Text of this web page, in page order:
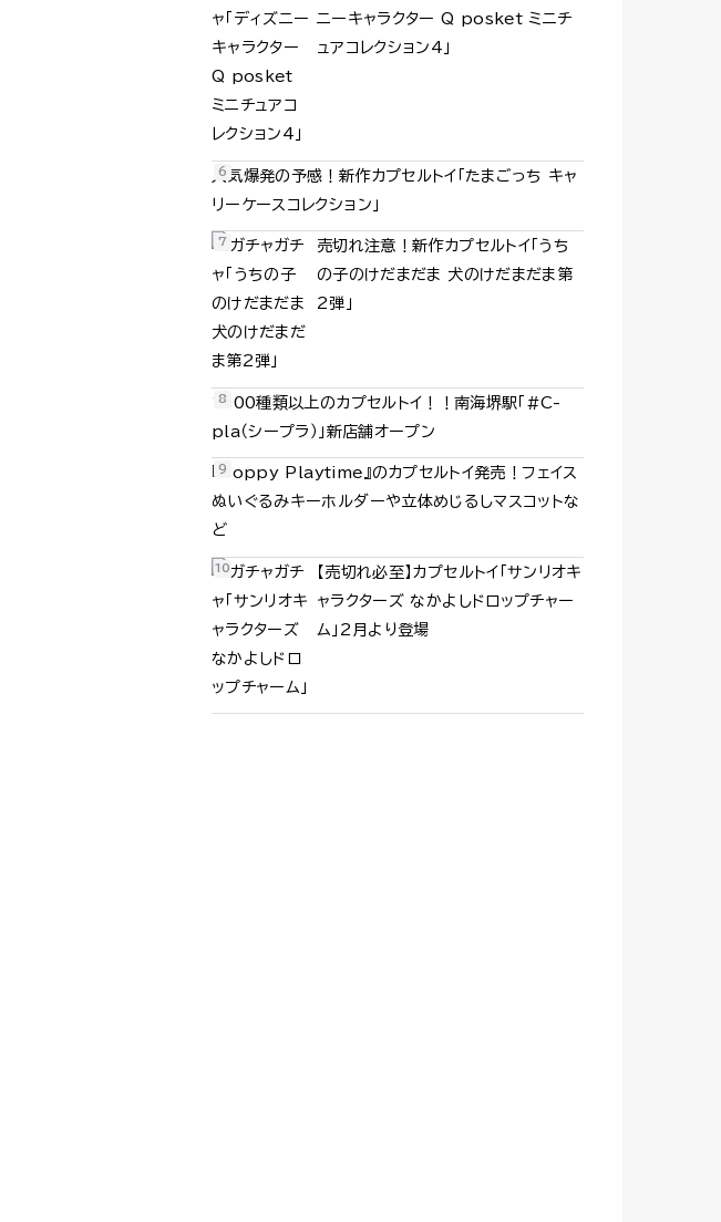
ニーキャラクター Q posket ミニチ
ュアコレクション4」
人気爆発の予感！新作カプセルトイ「たまごっち キャ
リーケースコレクション」
売切れ注意！新作カプセルトイ「うち
の子のけだまだま 犬のけだまだま第
2弾」
1000種類以上のカプセルトイ！！南海堺駅「#C-
pla（シープラ）」新店舗オープン
『Poppy Playtime』のカプセルトイ発売！フェイス
ぬいぐるみキーホルダーや立体めじるしマスコットな
ど
【売切れ必至】カプセルトイ「サンリオキ
ャラクターズ なかよしドロップチャー
ム」2月より登場